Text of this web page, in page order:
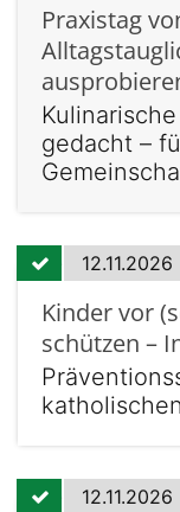
Praxistag
gedacht –
12.11.2026
Kinder vor
schützen –
12.11.2026